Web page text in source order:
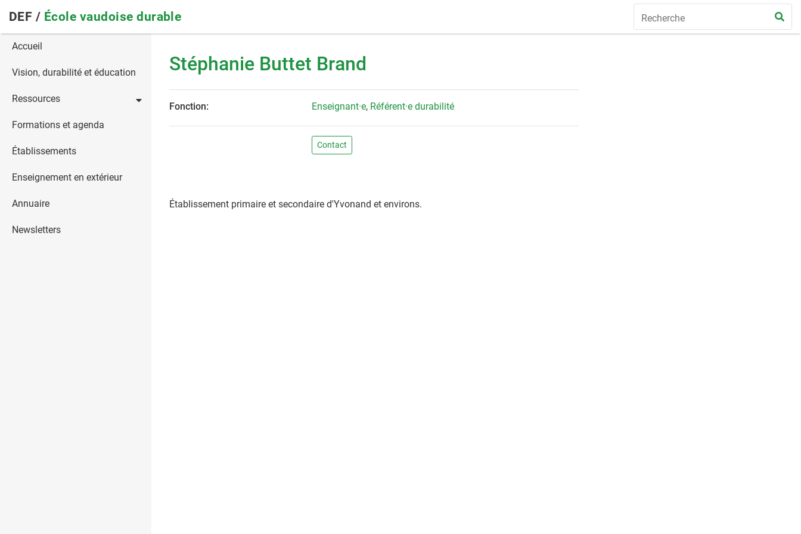
main
navigation
DEF / École vaudoise durable
Main
navigation
Accueil
Vision, durabilité et éducation
Ressources
Formations et agenda
Établissements
Enseignement en extérieur
Annuaire
Newsletters
Stéphanie Buttet Brand
Fonction: Enseignant·e, Référent·e durabilité
Contact
Établissement primaire et secondaire d'Yvonand et environs.